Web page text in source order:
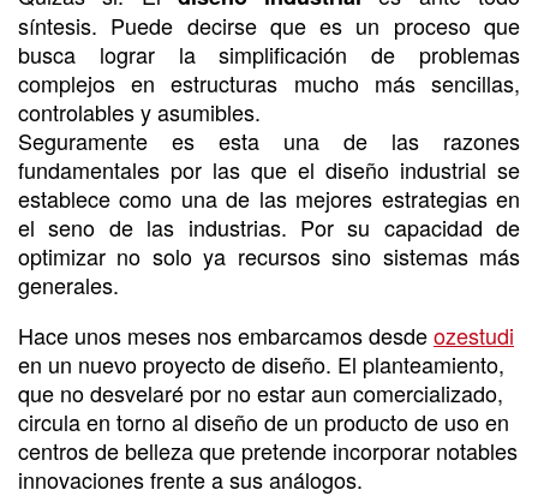
síntesis. Puede decirse que es un proceso que
busca lograr la simplificación de problemas
complejos en estructuras mucho más sencillas,
controlables y asumibles.
Seguramente es esta una de las razones
fundamentales por las que el diseño industrial se
establece como una de las mejores estrategias en
el seno de las industrias. Por su capacidad de
optimizar no solo ya recursos sino sistemas más
generales.
Hace unos meses nos embarcamos desdeozestudi
en un nuevo proyecto de diseño. El planteamiento,
que no desvelaré por no estar aun comercializado,
circula en torno al diseño de un producto de uso en
centros de belleza que pretende incorporar notables
innovaciones frente a sus análogos.